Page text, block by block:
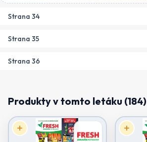
Strana 34
Strana 35
Strana 36
Produkty v tomto letáku (184)